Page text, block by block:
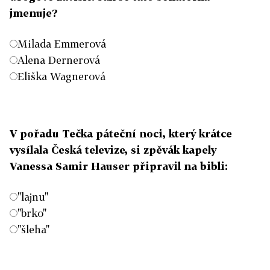
jmenuje?
Milada Emmerová
Alena Dernerová
Eliška Wagnerová
V pořadu Tečka páteční noci, který krátce
vysílala Česká televize, si zpěvák kapely
Vanessa Samir Hauser připravil na bibli:
"lajnu"
"brko"
"šleha"